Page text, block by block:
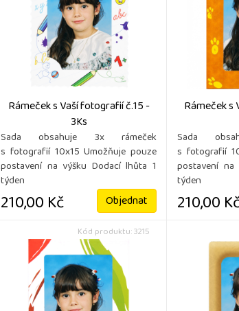
Rámeček s Vaší fotografií č.15 -
3Ks
Sada obsahuje 3x rámeček
s fotografií 10x15 Umožňuje pouze
postavení na výšku Dodací lhůta 1
týden
210,00 Kč Objednat
Rámeček
Sada
s fotografií
postavení
týden
210,00
Kód produktu: 3215